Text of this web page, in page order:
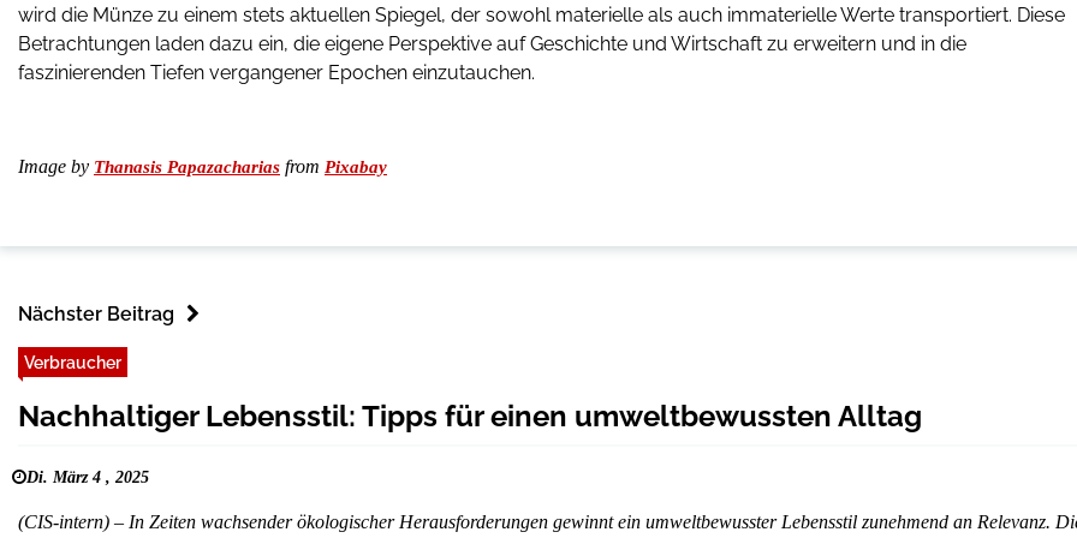
wird die Münze zu einem stets aktuellen Spiegel, der sowohl materielle als auch immaterielle Werte transportiert. Diese
Betrachtungen laden dazu ein, die eigene Perspektive auf Geschichte und Wirtschaft zu erweitern und in die
faszinierenden Tiefen vergangener Epochen einzutauchen.
Image by Thanasis Papazacharias from Pixabay
Nächster Beitrag
Verbraucher
Nachhaltiger Lebensstil: Tipps für einen umweltbewussten Alltag
Di. März 4 , 2025
(CIS-intern) – In Zeiten wachsender ökologischer Herausforderungen gewinnt ein umweltbewusster Lebensstil zunehmend an Relevanz.